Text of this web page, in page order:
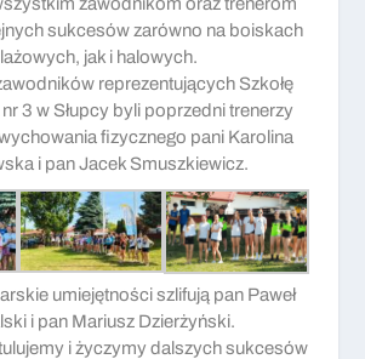
zawodnikom oraz trenerom
sukcesów zarówno na boiskach
jak i halowych.
reprezentujących Szkołę
3 w Słupcy byli poprzedni trenerzy
fizycznego pani Karolina
i pan Jacek Smuszkiewicz.
umiejętności szlifują pan Paweł
i pan Mariusz Dzierżyński.
i życzymy dalszych sukcesów